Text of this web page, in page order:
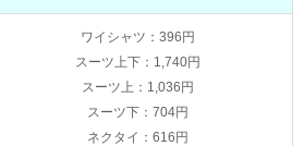
ワイシャツ：396円
スーツ上下：1,740円
スーツ上：1,036円
スーツ下：704円
ネクタイ：616円